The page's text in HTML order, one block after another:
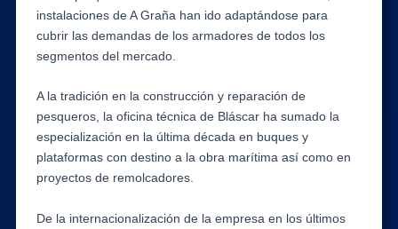
instalaciones de A Graña han ido adaptándose para
cubrir las demandas de los armadores de todos los
segmentos del mercado.
A la tradición en la construcción y reparación de
pesqueros, la oficina técnica de Bláscar ha sumado la
especialización en la última década en buques y
plataformas con destino a la obra marítima así como en
proyectos de remolcadores.
De la internacionalización de la empresa en los últimos